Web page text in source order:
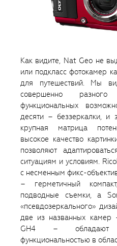
Как видите, Nat Geo не
или подкласс фотокамер
для путешествий. Мы
совершенно
функциональных
десяти – беззеркалки, и
крупная матрица
высокое качество
позволяют
ситуациям и условиям.
с несменным фикс-
– герметичный
подводные съемки, а
«псевдозеркального»
две из названных камер
GH4 – обладают
функциональностью в